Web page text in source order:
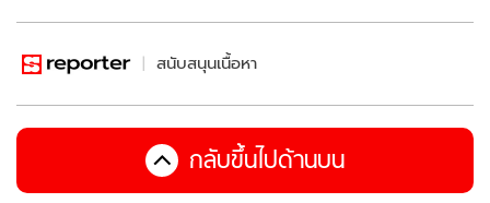
สนับสนุนเนื้อหา
กลับขึ้นไปด้านบน